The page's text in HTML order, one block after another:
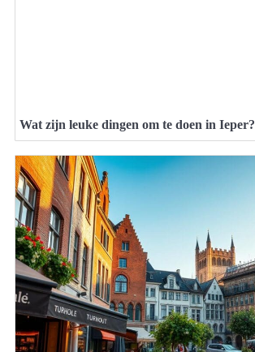
Wat zijn leuke dingen om te doen in Ieper?